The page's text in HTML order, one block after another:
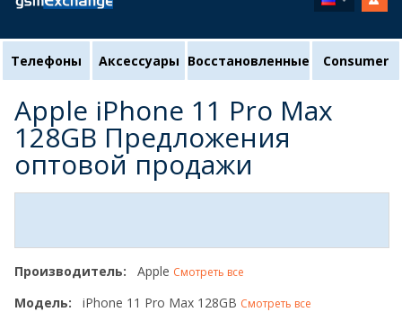
Телефоны Аксессуары Восстановленные Consumer
Apple iPhone 11 Pro Max
128GB Предложения
оптовой продажи
Производитель: Apple Смотреть все
Модель: iPhone 11 Pro Max 128GB Смотреть все